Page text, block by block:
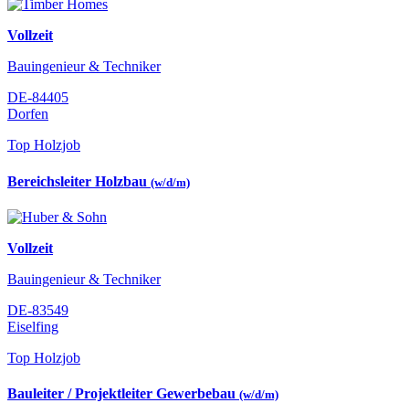
Vollzeit
Bauingenieur & Techniker
DE-84405
Dorfen
Top Holzjob
Bereichsleiter Holzbau (w/d/m)
Vollzeit
Bauingenieur & Techniker
DE-83549
Eiselfing
Top Holzjob
Bauleiter / Projektleiter Gewerbebau (w/d/m)